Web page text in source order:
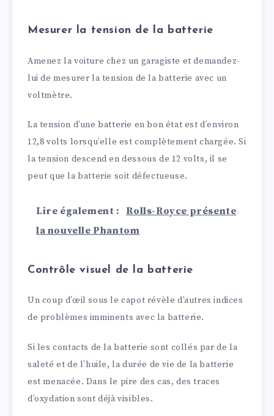
Mesurer la tension de la batterie
Amenez la voiture chez un garagiste et demandez-
lui de mesurer la tension de la batterie avec un
voltmètre.
La tension d’une batterie en bon état est d’environ
12,8 volts lorsqu’elle est complètement chargée. Si
la tension descend en dessous de 12 volts, il se
peut que la batterie soit défectueuse.
Lire également :
Rolls-Royce présente
la nouvelle Phantom
Contrôle visuel de la batterie
Un coup d’œil sous le capot révèle d’autres indices
de problèmes imminents avec la batterie.
Si les contacts de la batterie sont collés par de la
saleté et de l’huile, la durée de vie de la batterie
est menacée. Dans le pire des cas, des traces
d’oxydation sont déjà visibles.